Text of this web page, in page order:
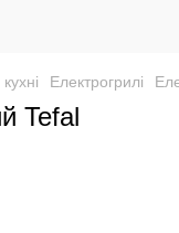
Електрогрилі
Tefal